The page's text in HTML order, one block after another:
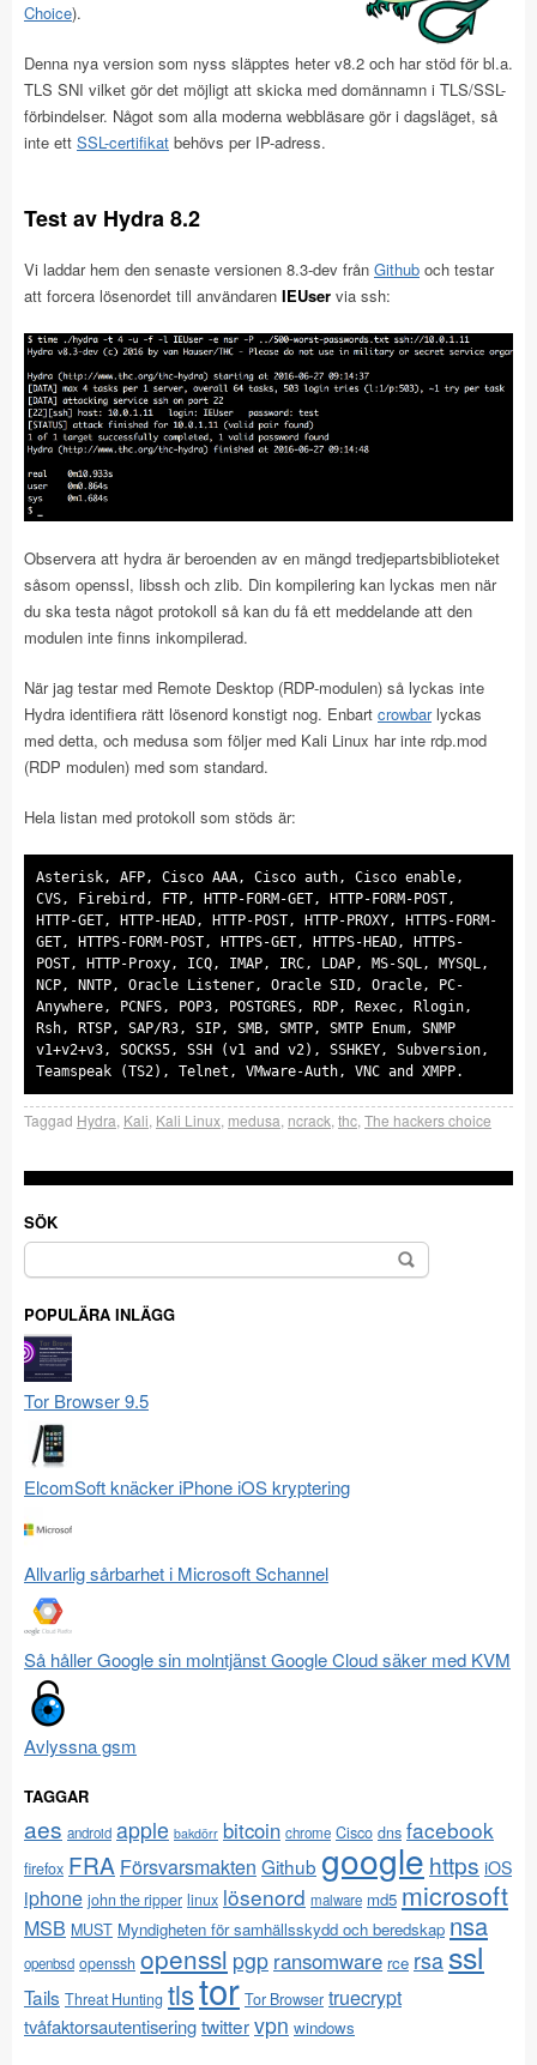
Choice).
Denna nya version som nyss släpptes heter v8.2 och har stöd för bl.a.
TLS SNI vilket gör det möjligt att skicka med domännamn i TLS/SSL-
förbindelser. Något som alla moderna webbläsare gör i dagsläget, så
inte ett SSL-certifikat behövs per IP-adress.
Test av Hydra 8.2
Vi laddar hem den senaste versionen 8.3-dev från Github och testar
att forcera lösenordet till användaren IEUser via ssh:
Observera att hydra är beroenden av en mängd tredjepartsbiblioteket
såsom openssl, libssh och zlib. Din kompilering kan lyckas men när
du ska testa något protokoll så kan du få ett meddelande att den
modulen inte finns inkompilerad.
När jag testar med Remote Desktop (RDP-modulen) så lyckas inte
Hydra identifiera rätt lösenord konstigt nog. Enbart crowbarlyckas
med detta, och medusa som följer med Kali Linux har inte rdp.mod
(RDP modulen) med som standard.
Hela listan med protokoll som stöds är:
Asterisk, AFP, Cisco AAA, Cisco auth, Cisco enable,
CVS, Firebird, FTP, HTTP-FORM-GET, HTTP-FORM-POST,
HTTP-GET, HTTP-HEAD, HTTP-POST, HTTP-PROXY, HTTPS-FORM-
GET, HTTPS-FORM-POST, HTTPS-GET, HTTPS-HEAD, HTTPS-
POST, HTTP-Proxy, ICQ, IMAP, IRC, LDAP, MS-SQL, MYSQL,
NCP, NNTP, Oracle Listener, Oracle SID, Oracle, PC-
Anywhere, PCNFS, POP3, POSTGRES, RDP, Rexec, Rlogin,
Rsh, RTSP, SAP/R3, SIP, SMB, SMTP, SMTP Enum, SNMP
v1+v2+v3, SOCKS5, SSH (v1 and v2), SSHKEY, Subversion,
Taggad Hydra Kali Kali Linux medusa ncrack thc The hackers choice
SÖK
Sök
efter:
POPULÄRA INLÄGG
Tor Browser 9.5
ElcomSoft knäcker iPhone iOS kryptering
Allvarlig sårbarhet i Microsoft Schannel
Så håller Google sin molntjänst Google Cloud säker med KVM
Avlyssna gsm
TAGGAR
aes android apple bakdörr bitcoin chrome Cisco dns facebook
firefox FRA Försvarsmakten Github google https iOS
iphone john the ripper linux lösenord malware md5 microsoft
MSB MUST Myndigheten för samhällsskydd och beredskap nsa
openbsd openssh openssl pgp ransomware rce rsa ssl
Tails Threat Hunting tlstor Tor Browser truecrypt
tvåfaktorsautentiseringtwittervpn windows